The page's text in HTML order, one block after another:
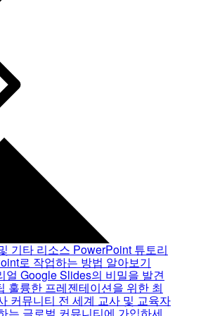
기타 리소스 PowerPoint 튜토리
로 작업하는 방법 알아보기
얼 Google Slides의 비밀을 발견
훌륭한 프레젠테이션을 위한 최
커뮤니티 전 세계 교사 및 교육자